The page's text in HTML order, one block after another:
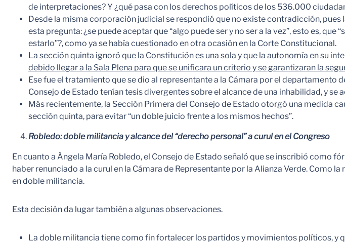
de interpretaciones? Y ¿qué pasa con los derechos políticos de los 536.000
Desde la misma corporación judicial se respondió que no existe contradicción,
esta pregunta: ¿se puede aceptar que “algo puede ser y no ser a la vez”, esto es,
estarlo”?, como ya se había cuestionado en otra ocasión en la Corte Constitucional.
La sección quinta ignoró que la Constitución es una sola y que la autonomía en su
debido llegar a la Sala Plena para que se unificara un criterio y se garantizaran la
Ese fue el tratamiento que se dio al representante a la Cámara por el departamento
Consejo de Estado tenían tesis divergentes sobre el alcance de una inhabilidad, y
Más recientemente, la Sección Primera del Consejo de Estado otorgó una medida
sección quinta, para evitar “un doble juicio frente a los mismos hechos”.
Robledo: doble militancia y alcance del “derecho personal” a curul en el Congreso
En cuanto a Ángela María Robledo, el Consejo de Estado señaló que se inscribió
haber renunciado a la curul en la Cámara de Representante por la Alianza Verde. Como
en doble militancia.
Esta decisión da lugar también a algunas observaciones.
La doble militancia tiene como fin fortalecer los partidos y movimientos políticos, y